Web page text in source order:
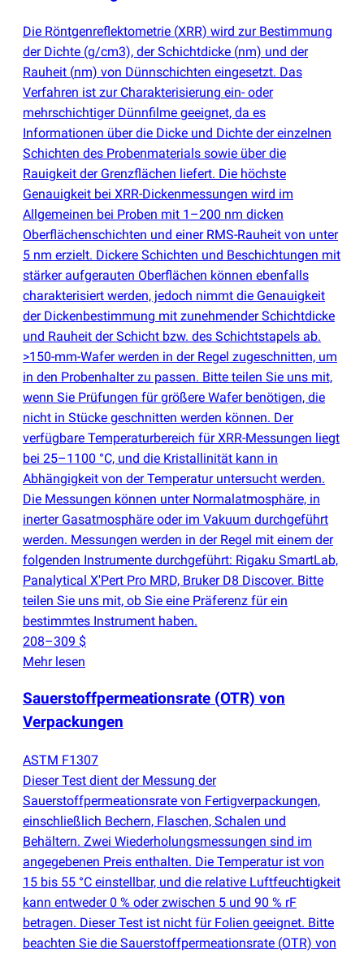
Die Röntgenreflektometrie (XRR) wird zur Bestimmung
der Dichte (g/cm3), der Schichtdicke (nm) und der
Rauheit (nm) von Dünnschichten eingesetzt. Das
Verfahren ist zur Charakterisierung ein- oder
mehrschichtiger Dünnfilme geeignet, da es
Informationen über die Dicke und Dichte der einzelnen
Schichten des Probenmaterials sowie über die
Rauigkeit der Grenzflächen liefert. Die höchste
Genauigkeit bei XRR-Dickenmessungen wird im
Allgemeinen bei Proben mit 1–200 nm dicken
Oberflächenschichten und einer RMS-Rauheit von unter
5 nm erzielt. Dickere Schichten und Beschichtungen mit
stärker aufgerauten Oberflächen können ebenfalls
charakterisiert werden, jedoch nimmt die Genauigkeit
der Dickenbestimmung mit zunehmender Schichtdicke
und Rauheit der Schicht bzw. des Schichtstapels ab.
>150-mm-Wafer werden in der Regel zugeschnitten, um
in den Probenhalter zu passen. Bitte teilen Sie uns mit,
wenn Sie Prüfungen für größere Wafer benötigen, die
nicht in Stücke geschnitten werden können. Der
verfügbare Temperaturbereich für XRR-Messungen liegt
bei 25–1100 °C, und die Kristallinität kann in
Abhängigkeit von der Temperatur untersucht werden.
Die Messungen können unter Normalatmosphäre, in
inerter Gasatmosphäre oder im Vakuum durchgeführt
werden. Messungen werden in der Regel mit einem der
folgenden Instrumente durchgeführt: Rigaku SmartLab,
Panalytical X'Pert Pro MRD, Bruker D8 Discover. Bitte
teilen Sie uns mit, ob Sie eine Präferenz für ein
bestimmtes Instrument haben.
208–309 $
Mehr lesen
Sauerstoffpermeationsrate (OTR) von
Verpackungen
ASTM F1307
Dieser Test dient der Messung der
Sauerstoffpermeationsrate von Fertigverpackungen,
einschließlich Bechern, Flaschen, Schalen und
Behältern. Zwei Wiederholungsmessungen sind im
angegebenen Preis enthalten. Die Temperatur ist von
15 bis 55 °C einstellbar, und die relative Luftfeuchtigkeit
kann entweder 0 % oder zwischen 5 und 90 % rF
betragen. Dieser Test ist nicht für Folien geeignet. Bitte
beachten Sie die Sauerstoffpermeationsrate (OTR) von